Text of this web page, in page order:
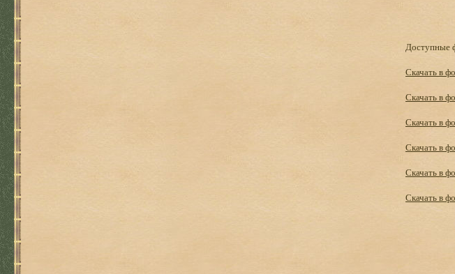
Доступные
Скачать в
Скачать в
Скачать в
Скачать в
Скачать в
Скачать в